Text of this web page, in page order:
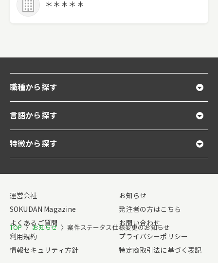
TOP 〉 お知らせ 〉案件ステータス仕様変更のお知らせ
＊＊＊＊＊
職種から探す
言語から探す
特徴から探す
運営会社
お知らせ
SOKUDAN Magazine
発注者の方はこちら
よくあるご質問
お問い合わせ
利用規約
プライバシーポリシー
情報セキュリティ方針
特定商取引法に基づく表記